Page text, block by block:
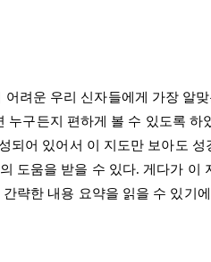
려운 우리 신자들에게 가장 알
누구든지 편하게 볼 수 있도
있어서 이 지도만 보아도 성
도움을 받을 수 있다. 게다가
략한 내용 요약을 읽을 수 있기